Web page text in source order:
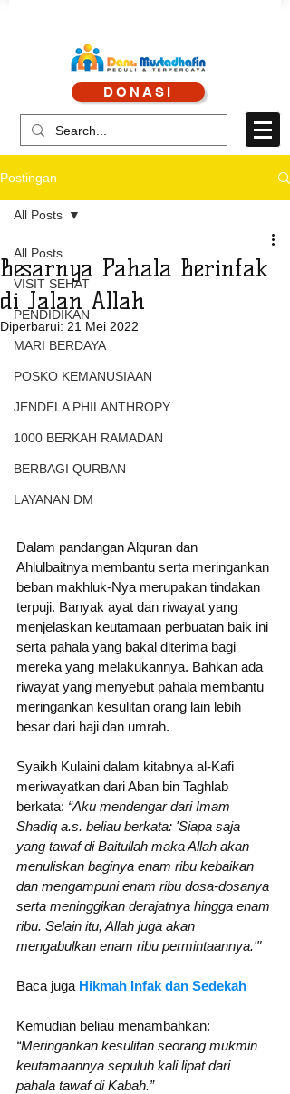
CALL CENTRE : 0878
CALL LAYANAN : 0813
DONASI
Postingan
All Posts
VISIT SEHAT
PENDIDIKAN
MARI BERDAYA
POSKO KEMANUSIAAN
JENDELA PHILANTHROPY
1000 BERKAH RAMADAN
BERBAGI QURBAN
LAYANAN DM
All Posts
Besarnya Pahala Berinfak
di Jalan Allah
Diperbarui: 21 Mei 2022
Dalam pandangan Alquran dan
Ahlulbaitnya membantu serta meringankan
beban makhluk-Nya merupakan tindakan
terpuji. Banyak ayat dan riwayat yang
menjelaskan keutamaan perbuatan baik ini
serta pahala yang bakal diterima bagi
mereka yang melakukannya. Bahkan ada
riwayat yang menyebut pahala membantu
meringankan kesulitan orang lain lebih
besar dari haji dan umrah.
Syaikh Kulaini dalam kitabnya al-Kafi
meriwayatkan dari Aban bin Taghlab
berkata: “Aku mendengar dari Imam
Shadiq a.s. beliau berkata: 'Siapa saja
yang tawaf di Baitullah maka Allah akan
menuliskan baginya enam ribu kebaikan
dan mengampuni enam ribu dosa-dosanya
serta meninggikan derajatnya hingga enam
ribu. Selain itu, Allah juga akan
mengabulkan enam ribu permintaannya.'"
Baca juga Hikmah Infak dan Sedekah
Kemudian beliau menambahkan:
“Meringankan kesulitan seorang mukmin
keutamaannya sepuluh kali lipat dari
pahala tawaf di Kabah.”